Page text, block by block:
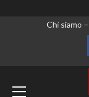
Chi siamo